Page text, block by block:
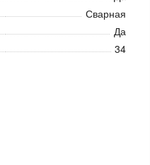
Сварная
Да
34